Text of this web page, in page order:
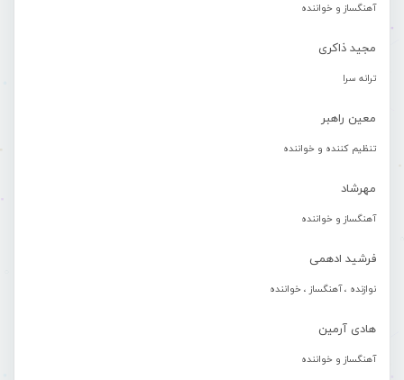
آهنگساز و خواننده
مجید ذاکری
ترانه سرا
معین راهبر
تنظیم کننده و خواننده
مهرشاد
آهنگساز و خواننده
فرشید ادهمی
نوازنده ، آهنگساز ، خواننده
هادی آرمین
آهنگساز و خواننده